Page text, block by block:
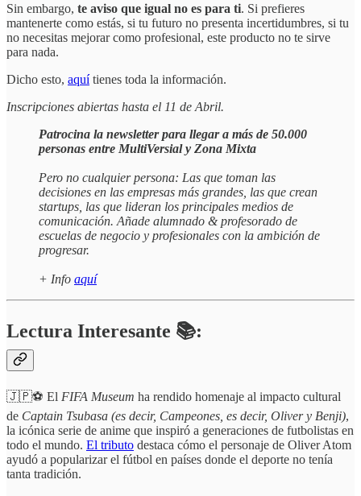
Sin embargo, te aviso que igual no es para ti. Si prefieres
mantenerte como estás, si tu futuro no presenta incertidumbres, si tu
no necesitas mejorar como profesional, este producto no te sirve
para nada.
Dicho esto, aquítienes toda la información.
Inscripciones abiertas hasta el 11 de Abril.
Patrocina la newsletter para llegar a más de 50.000
personas entre MultiVersial y Zona Mixta
Pero no cualquier persona: Las que toman las
decisiones en las empresas más grandes, las que crean
startups, las que lideran los principales medios de
comunicación. Añade alumnado & profesorado de
escuelas de negocio y profesionales con la ambición de
progresar.
+ Info aquí
Lectura Interesante 📚:
🇯🇵⚽️ El FIFA Museum ha rendido homenaje al impacto cultural
de Captain Tsubasa (es decir, Campeones, es decir, Oliver y Benji),
la icónica serie de anime que inspiró a generaciones de futbolistas en
todo el mundo. El tributo destaca cómo el personaje de Oliver Atom
ayudó a popularizar el fútbol en países donde el deporte no tenía
tanta tradición.